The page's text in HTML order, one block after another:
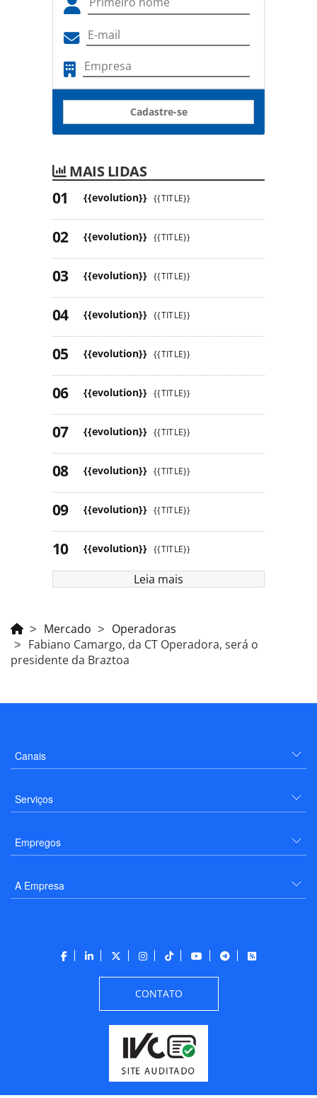
Cadastre-se
MAIS LIDAS
{{evolution}} {{TITLE}}
{{evolution}} {{TITLE}}
{{evolution}} {{TITLE}}
{{evolution}} {{TITLE}}
{{evolution}} {{TITLE}}
{{evolution}} {{TITLE}}
{{evolution}} {{TITLE}}
{{evolution}} {{TITLE}}
{{evolution}} {{TITLE}}
{{evolution}} {{TITLE}}
Leia mais
Mercado
Operadoras
Fabiano Camargo, da CT Operadora, será o
presidente da Braztoa
Canais
Serviços
Empregos
A Empresa
CONTATO